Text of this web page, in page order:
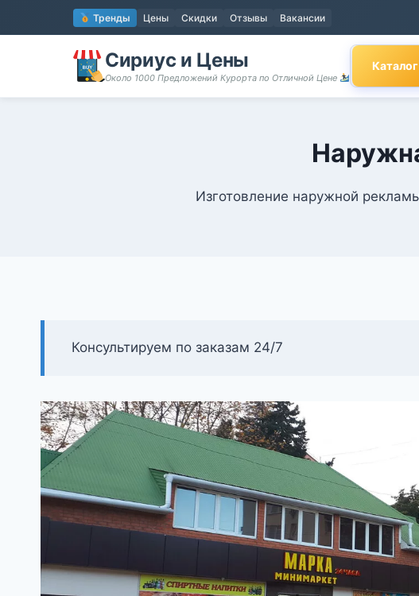
к
содержимому
Тренды Цены Скидки Отзывы Вакансии
Сириус и Цены
Около 1000 Предложений Курорта по Отличной Цене
Каталог
Изготовление наружной
Консультируем по заказам 24/7